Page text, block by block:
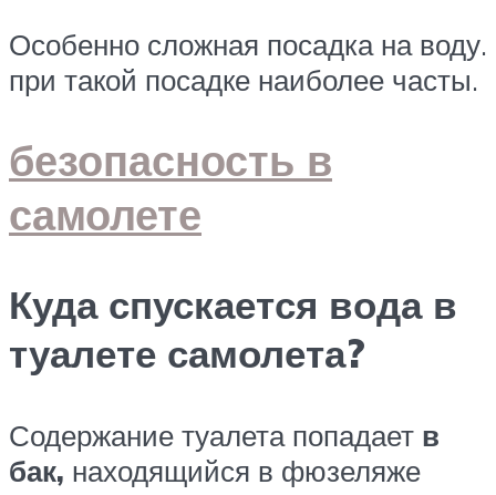
Особенно сложная посадка на воду.
при такой посадке наиболее часты.
безопасность в
самолете
Куда спускается вода в
туалете самолета?
Содержание туалета попадает в
бак, находящийся в фюзеляже